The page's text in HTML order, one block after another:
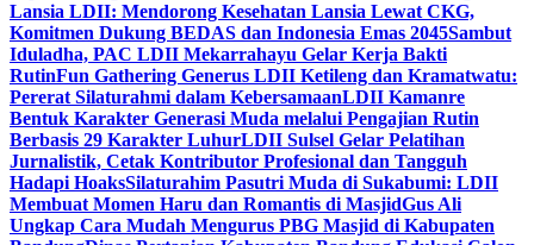
Lansia LDII: Mendorong Kesehatan Lansia Lewat CKG,
Komitmen Dukung BEDAS dan Indonesia Emas 2045Sambut
Iduladha, PAC LDII Mekarrahayu Gelar Kerja Bakti
RutinFun Gathering Generus LDII Ketileng dan Kramatwatu:
Pererat Silaturahmi dalam KebersamaanLDII Kamanre
Bentuk Karakter Generasi Muda melalui Pengajian Rutin
Berbasis 29 Karakter LuhurLDII Sulsel Gelar Pelatihan
Jurnalistik, Cetak Kontributor Profesional dan Tangguh
Hadapi HoaksSilaturahim Pasutri Muda di Sukabumi: LDII
Membuat Momen Haru dan Romantis di MasjidGus Ali
Ungkap Cara Mudah Mengurus PBG Masjid di Kabupaten